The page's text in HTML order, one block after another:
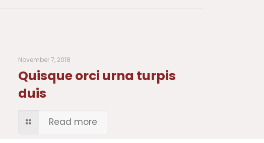
November 7, 2018
Quisque orci urna turpis
duis
Read more